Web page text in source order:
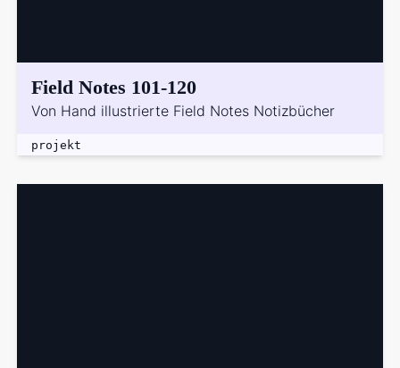
Field Notes 101-120
Von Hand illustrierte Field Notes Notizbücher
projekt